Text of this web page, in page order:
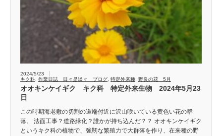
2024/5/23
キク科 作業日誌 日々是淡々 ブログ 特定外来種 野良の花 5月
オオキンケイギク キク科 特定外来生物 2024年5月23
日
この時期海老敷の切割の道端付近に沢山咲いている黄色い花の群
落。 法面工事？道路緑化？誰かが持ち込んだ？？ オオキンケイギク
というキク科の植物で、強靭な繁殖力で大群落を作り、在来種の野